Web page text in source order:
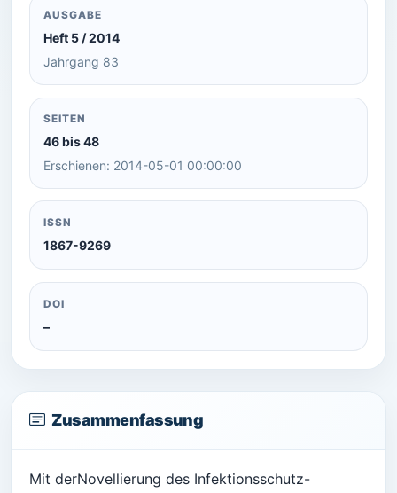
AUSGABE
Heft 5 / 2014
Jahrgang 83
SEITEN
46 bis 48
Erschienen: 2014-05-01 00:00:00
ISSN
1867-9269
DOI
–
Zusammenfassung
Mit derNovellierung des Infektionsschutz-